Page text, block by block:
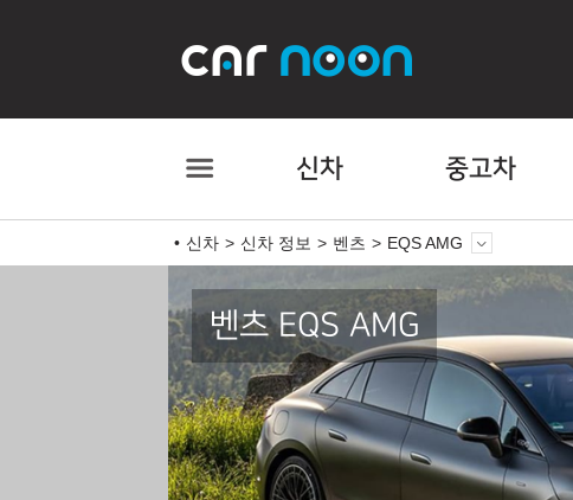
신차 중고차
신차 신차 정보 벤츠 EQS AMG
벤츠 EQS AMG